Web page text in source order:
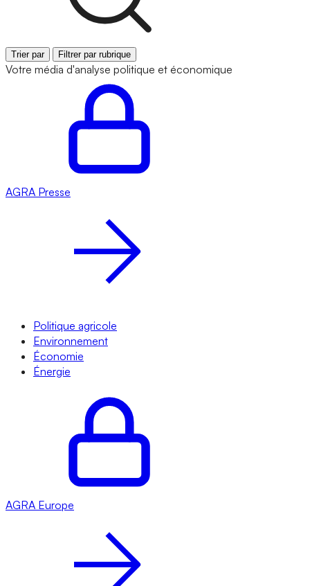
Trier par Filtrer par rubrique
Votre média d'analyse politique et économique
AGRA Presse
Politique agricole
Environnement
Économie
Énergie
AGRA Europe